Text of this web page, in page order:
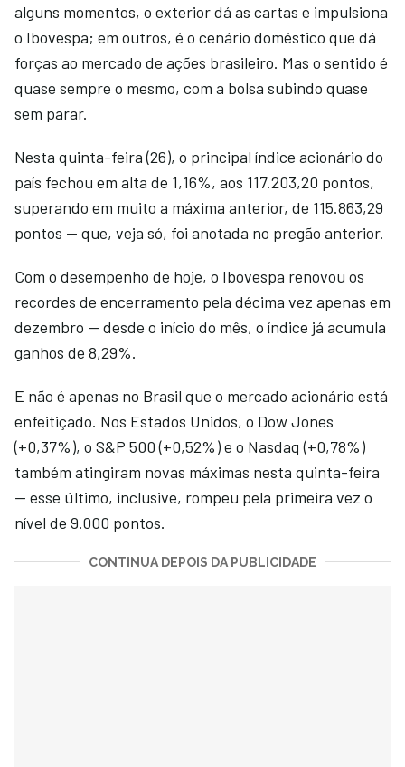
alguns momentos, o exterior dá as cartas e impulsiona
o Ibovespa; em outros, é o cenário doméstico que dá
forças ao mercado de ações brasileiro. Mas o sentido é
quase sempre o mesmo, com a bolsa subindo quase
sem parar.
Nesta quinta-feira (26), o principal índice acionário do
país fechou em alta de 1,16%, aos 117.203,20 pontos,
superando em muito a máxima anterior, de 115.863,29
pontos — que, veja só, foi anotada no pregão anterior.
Com o desempenho de hoje, o Ibovespa renovou os
recordes de encerramento pela décima vez apenas em
dezembro — desde o início do mês, o índice já acumula
ganhos de 8,29%.
E não é apenas no Brasil que o mercado acionário está
enfeitiçado. Nos Estados Unidos, o Dow Jones
(+0,37%), o S&P 500 (+0,52%) e o Nasdaq (+0,78%)
também atingiram novas máximas nesta quinta-feira
— esse último, inclusive, rompeu pela primeira vez o
nível de 9.000 pontos.
CONTINUA DEPOIS DA PUBLICIDADE